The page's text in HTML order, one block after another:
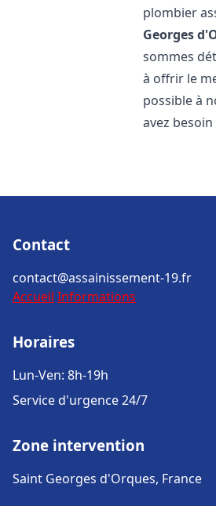
plombier
Georges
sommes
à offrir le
possible à
avez
Contact
contact@assainissement-19.fr
Accueil Informations
Horaires
Lun-Ven: 8h-19h
Service d'urgence 24/7
Zone intervention
Saint Georges d'Orques, France